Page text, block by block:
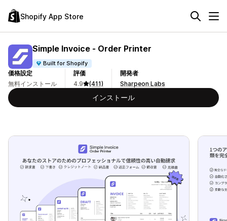
Shopify App Store
Simple Invoice ‑ Order Printer
Built for Shopify
価格設定
無料インストール
評価
4.9
(411)
開発者
Sharpeon Labs
インストール